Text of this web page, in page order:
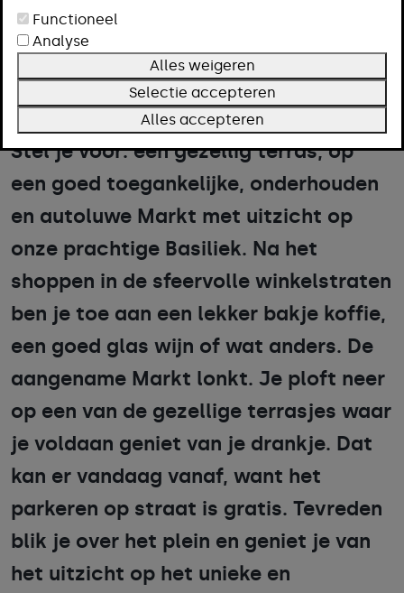
open in groter venster
Stel je voor: een gezellig terras, op
een goed toegankelijke, onderhouden
en autoluwe Markt met uitzicht op
onze prachtige Basiliek. Na het
shoppen in de sfeervolle winkelstraten
ben je toe aan een lekker bakje koffie,
een goed glas wijn of wat anders. De
aangename Markt lonkt. Je ploft neer
op een van de gezellige terrasjes waar
je voldaan geniet van je drankje. Dat
kan er vandaag vanaf, want het
parkeren op straat is gratis. Tevreden
blik je over het plein en geniet je van
het uitzicht op het unieke en
Functioneel
Analyse
Alles weigeren
Selectie accepteren
Alles accepteren